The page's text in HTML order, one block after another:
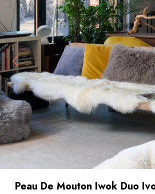
Peau De Mouton Iwok Duo